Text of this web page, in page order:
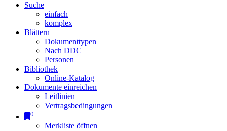
Suche
einfach
komplex
Blättern
Dokumenttypen
Nach DDC
Personen
Bibliothek
Online-Katalog
Dokumente einreichen
Leitlinien
Vertragsbedingungen
0
Merkliste öffnen